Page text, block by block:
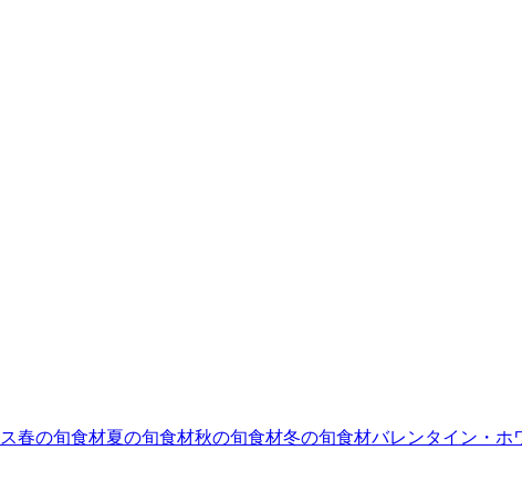
春の旬食材夏の旬食材秋の旬食材冬の旬食材バレンタイン・ホ